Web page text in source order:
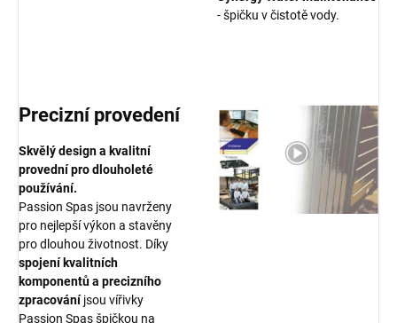
- špičku v čistotě vody.
Precizní provedení
Skvělý design a kvalitní
provední pro dlouholeté
používání.
Passion Spas jsou navrženy
pro nejlepší výkon a stavěny
pro dlouhou životnost. Díky
spojení kvalitních
komponentů a precizního
zpracováníjsou vířivky
Passion Spas špičkou na